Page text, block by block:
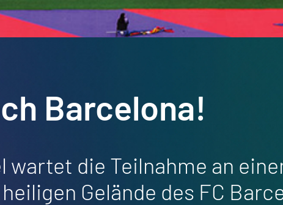
Barcelona!
wartet die Teilnahme an
Gelände des FC